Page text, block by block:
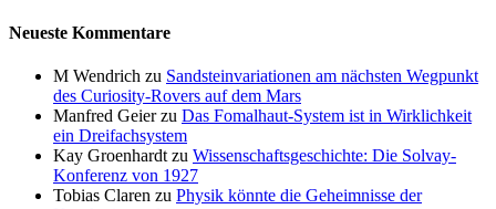
Neueste Kommentare
M Wendrich zu Sandsteinvariationen am nächsten Wegpunkt
des Curiosity-Rovers auf dem Mars
Manfred Geierzu Das Fomalhaut-System ist in Wirklichkeit
ein Dreifachsystem
Kay Groenhardt zu Wissenschaftsgeschichte: Die Solvay-
Konferenz von 1927
Tobias Claren zu Physik könnte die Geheimnisse der